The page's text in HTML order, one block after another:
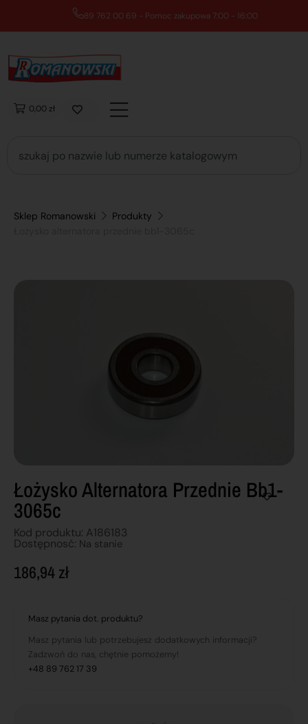
89 762 00 69 - Pomoc zakupowa 7:00 - 16:00
0,00 zł
Sklep Romanowski
Produkty
Łożysko Alternatora Przednie Bb1-
3065c
Kod produktu: A186183
Dostępnosć: Na stanie
186,94zł
Masz pytania dot. produktu?
Masz pytania lub potrzebujesz dodatkowych informacji?
Zadzwoń do nas, chętnie pomożemy!
+48 89 762 17 39